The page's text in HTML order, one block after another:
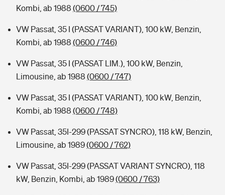
Kombi, ab 1988 (0600 / 745)
VW Passat, 35 I (PASSAT VARIANT), 100 kW, Benzin,
Kombi, ab 1988 (0600 / 746)
VW Passat, 35 I (PASSAT LIM.), 100 kW, Benzin,
Limousine, ab 1988 (0600 / 747)
VW Passat, 35 I (PASSAT VARIANT), 100 kW, Benzin,
Kombi, ab 1988 (0600 / 748)
VW Passat, 35I-299 (PASSAT SYNCRO), 118 kW, Benzin,
Limousine, ab 1989(0600 / 762)
VW Passat, 35I-299 (PASSAT VARIANT SYNCRO), 118
kW, Benzin, Kombi, ab 1989(0600 / 763)